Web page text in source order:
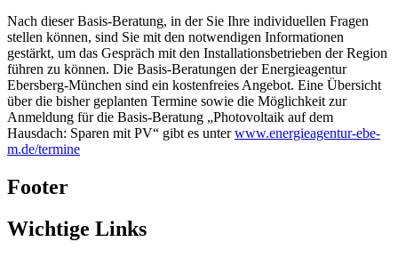
Nach dieser Basis-Beratung, in der Sie Ihre individuellen Fragen
stellen können, sind Sie mit den notwendigen Informationen
gestärkt, um das Gespräch mit den Installationsbetrieben der Region
führen zu können. Die Basis-Beratungen der Energieagentur
Ebersberg-München sind ein kostenfreies Angebot. Eine Übersicht
über die bisher geplanten Termine sowie die Möglichkeit zur
Anmeldung für die Basis-Beratung „Photovoltaik auf dem
Hausdach: Sparen mit PV“ gibt es unterwww.energieagentur-ebe-
m.de/termine
Footer
Wichtige Links